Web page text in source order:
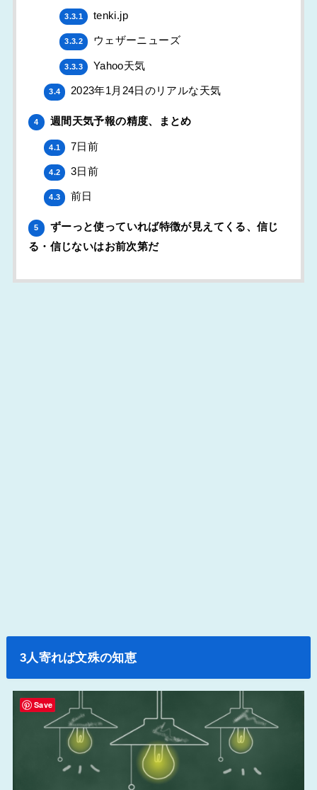
3.3.1 tenki.jp
3.3.2 ウェザーニューズ
3.3.3 Yahoo天気
3.4 2023年1月24日のリアルな天気
4 週間天気予報の精度、まとめ
4.1 7日前
4.2 3日前
4.3 前日
5
ずーっと使っていれば特徴が見えてくる、信じ
る・信じないはお前次第だ
3人寄れば文殊の知恵
Save